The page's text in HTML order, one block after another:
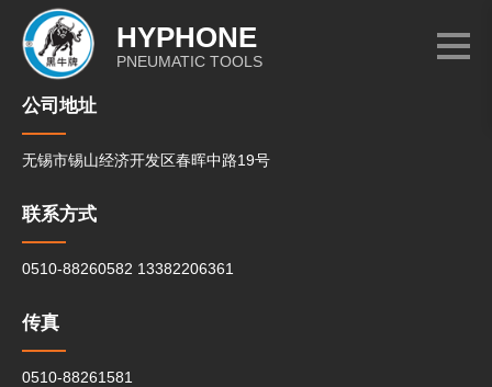
HYPHONE
PNEUMATIC TOOLS
公司地址
无锡市锡山经济开发区春晖中路19号
联系方式
0510-88260582 13382206361
传真
0510-88261581